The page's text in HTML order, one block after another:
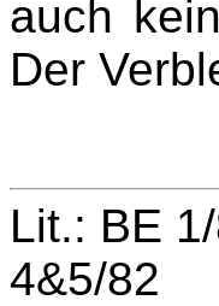
auch
Der
Lit.: BE
4&5/82